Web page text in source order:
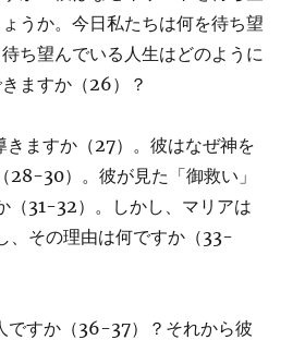
うか。今日私たちは何を待ち望
ち望んでいる人生はどのように
ますか（26）？
きますか（27）。彼はなぜ神を
28-30）。彼が見た「御救い」
（31-32）。しかし、マリアは
、その理由は何ですか（33-
ですか（36-37）？それから彼